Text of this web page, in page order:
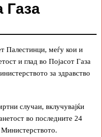
Газа
меѓу кои и
и глад во Појасот Газа
за здравство
случаи, вклучувајќи
во последните 24